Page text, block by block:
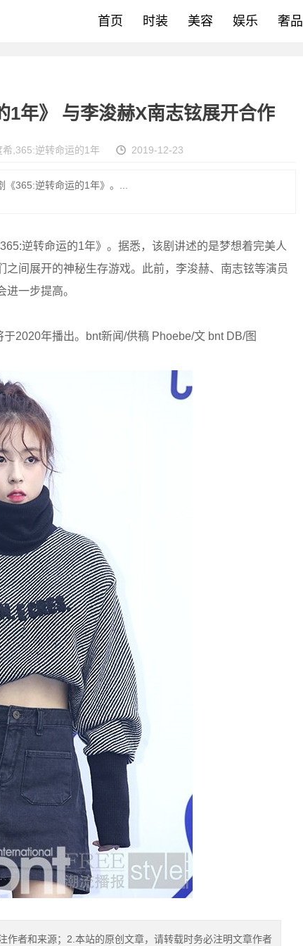
首页 时装 美容 娱乐 奢品
年》 与李浚赫X南志铉展开合作
希 365:逆转命运的1年 2019-12-23
365:逆转命运的1年》。...
逆转命运的1年》。据悉，该剧讲述的是梦想着完美人
间展开的神秘生存游戏。此前，李浚赫、南志铉等演员
一步提高。
年播出。bnt新闻/供稿 Phoebe/文 bnt DB/图
作者和来源；2.本站的原创文章，请转载时务必注明文章作者